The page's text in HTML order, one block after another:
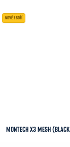
NOVÉ ZBOŽÍ
MONTECH X3 MESH